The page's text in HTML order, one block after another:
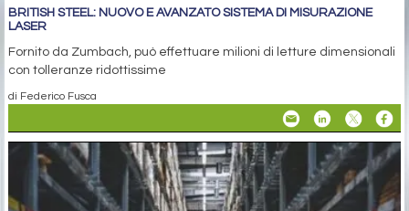
BRITISH STEEL: NUOVO E AVANZATO SISTEMA DI MISURAZIONE
LASER
Fornito da Zumbach, può effettuare milioni di letture dimensionali
con tolleranze ridottissime
di Federico Fusca